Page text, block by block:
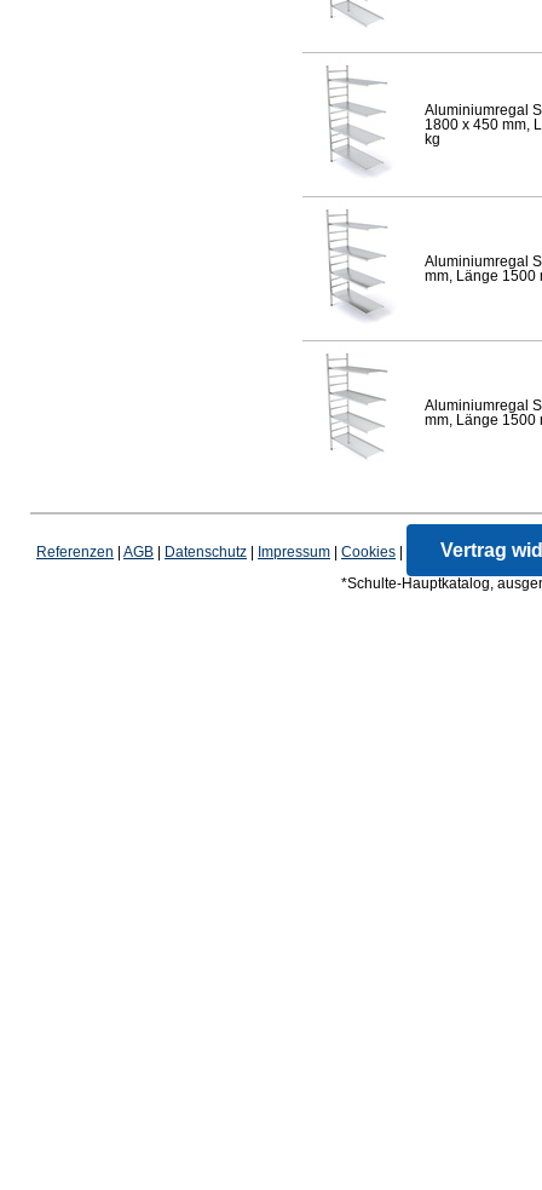
Aluminiumregal
1800 x 450 mm,
kg
Aluminiumregal
mm, Länge 1500
Aluminiumregal
mm, Länge 1500
Referenzen AGB Datenschutz Impressum Cookies Vertrag
*Schulte-Hauptkatalog,